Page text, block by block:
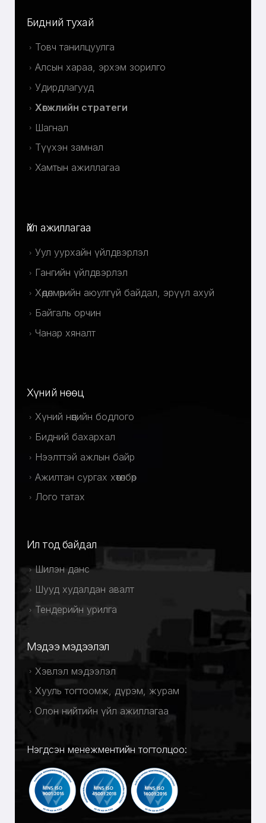
Бидний тухай
Товч танилцуулга
Алсын хараа, эрхэм зорилго
Удирдлагууд
Хөгжлийн стратеги
Шагнал
Түүхэн замнал
Хамтын ажиллагаа
Үйл ажиллагаа
Уул уурхайн үйлдвэрлэл
Гангийн үйлдвэрлэл
Хөдөлмөрийн аюулгүй байдал, эрүүл ахуй
Байгаль орчин
Чанар хяналт
Хүний нөөц
Хүний нөөцийн бодлого
Бидний бахархал
Нээлттэй ажлын байр
Ажилтан сургах хөтөлбөр
Лого татах
Ил тод байдал
Шилэн данс
Шууд худалдан авалт
Тендерийн урилга
Мэдээ мэдээлэл
Хэвлэл мэдээлэл
Хууль тогтоомж, дүрэм, журам
Олон нийтийн үйл ажиллагаа
Нэгдсэн менежментийн тогтолцоо: